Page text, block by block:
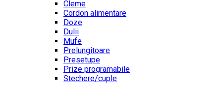
Cleme
Cordon alimentare
Doze
Dulii
Mufe
Prelungitoare
Presetupe
Prize programabile
Stechere/cuple